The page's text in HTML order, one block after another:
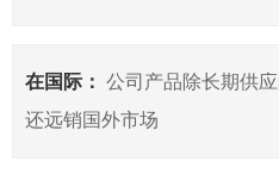
在国际： 公司产品除长期供
还远销国外市场